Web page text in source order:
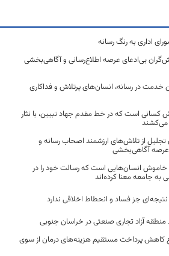
اداری به رنگ رسانه
بی‌ادعای عرصه اطلاع‌رسانی و آگاهی‌بخشی
خدمت در رسانه، انسان‌های پرتلاش و فداکاری
کسانی است که در خط مقدم جهاد تبیین، با نثار
می‌کشند
تجلیل از تلاش‌های ارزشمند اصحاب رسانه و
عرصه آگاهی‌بخشی
خاموش انسان‌هایی است که رسالت خود را در
جامعه معنا کرده‌اند
جز فساد و انحطاط اخلاقی ندارد
منطقه آزاد تجاری صنعتی در خراسان جنوبی
کاهش پرداخت مستقیم هزینه‌های درمان از سوی